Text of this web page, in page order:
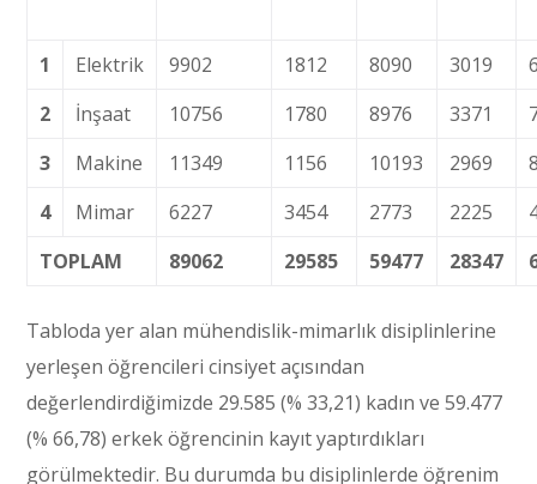
1 Elektrik 9902 1812 8090 3019
2
İnşaat 10756 1780 8976 3371
3
Makine 11349 1156 10193 2969
4
Mimar 6227 3454 2773 2225
TOPLAM
89062 29585 59477 28347
Tabloda yer alan mühendislik-mimarlık disiplinlerine
yerleşen öğrencileri cinsiyet açısından
değerlendirdiğimizde 29.585 (% 33,21) kadın ve 59.477
(% 66,78) erkek öğrencinin kayıt yaptırdıkları
görülmektedir. Bu durumda bu disiplinlerde öğrenim